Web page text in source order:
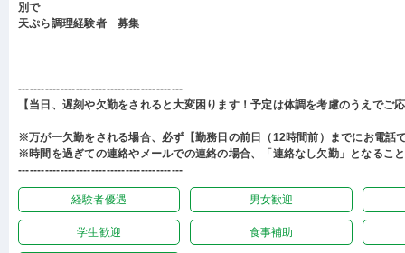
別で
天ぷら調理経験者 募集
-------------------------------------------
【当日、遅刻や欠勤をされると大変困ります！予定は体調を考慮のうえでご
※万が一欠勤をされる場合、必ず【勤務日の前日（12時間前）までにお電話
※時間を過ぎての連絡やメールでの連絡の場合、「連絡なし欠勤」となるこ
-------------------------------------------
経験者優遇 男女歓迎
学生歓迎 食事補助